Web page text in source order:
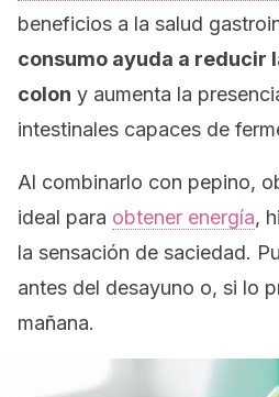
beneficios a la salud
consumo ayuda a reducir
colon y aumenta la
intestinales capaces de
Al combinarlo con pepino,
ideal para obtener energía,
la sensación de saciedad.
antes del desayuno o, si lo
mañana.